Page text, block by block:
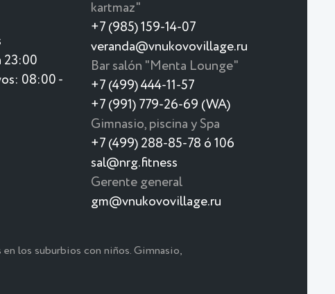
23:00
08:00 -
kartmaz"
+7 (985) 159-14-07
veranda@vnukovovillage.ru
Bar salón "Menta Lounge"
+7 (499) 444-11-57
+7 (991) 779-26-69 (WA)
Gimnasio, piscina y Spa
+7 (499) 288-85-78 ó 106
sal@nrg.fitness
Gerente general
gm@vnukovovillage.ru
los suburbios con niños. Gimnasio,